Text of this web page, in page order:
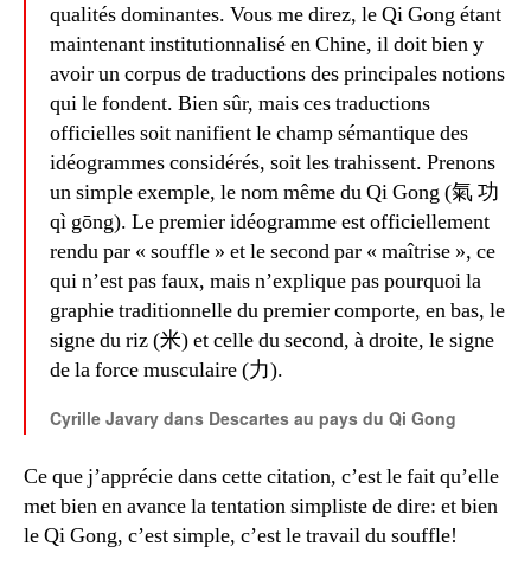
qualités dominantes. Vous me direz, le Qi Gong étant
maintenant institutionnalisé en Chine, il doit bien y
avoir un corpus de traductions des principales notions
qui le fondent. Bien sûr, mais ces traductions
officielles soit nanifient le champ sémantique des
idéogrammes considérés, soit les trahissent. Prenons
un simple exemple, le nom même du Qi Gong (氣 功
qì gōng). Le premier idéogramme est officiellement
rendu par « souffle » et le second par « maîtrise », ce
qui n’est pas faux, mais n’explique pas pourquoi la
graphie traditionnelle du premier comporte, en bas, le
signe du riz (米) et celle du second, à droite, le signe
de la force musculaire (力).
Cyrille Javary dans Descartes au pays du Qi Gong
Ce que j’apprécie dans cette citation, c’est le fait qu’elle
met bien en avance la tentation simpliste de dire: et bien
le Qi Gong, c’est simple, c’est le travail du souffle!